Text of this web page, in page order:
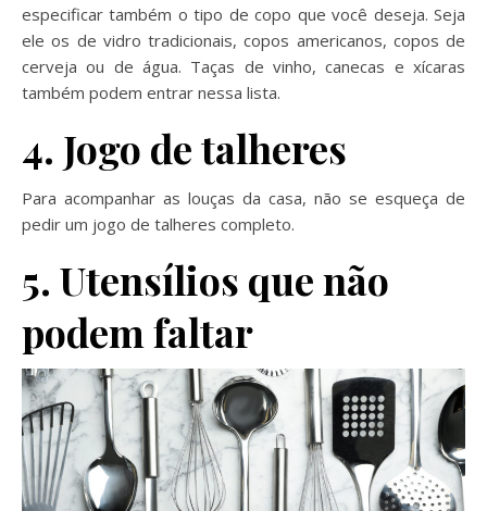
especificar também o tipo de copo que você deseja. Seja
ele os de vidro tradicionais, copos americanos, copos de
cerveja ou de água. Taças de vinho, canecas e xícaras
também podem entrar nessa lista.
4. Jogo de talheres
Para acompanhar as louças da casa, não se esqueça de
pedir um jogo de talheres completo.
5. Utensílios que não
podem faltar